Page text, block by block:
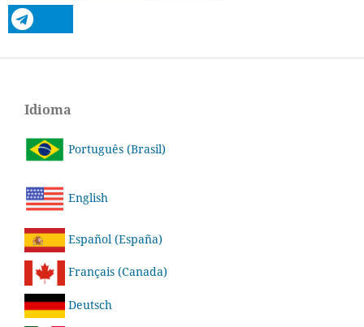
Idioma
Português (Brasil)
English
Español (España)
Français (Canada)
Deutsch